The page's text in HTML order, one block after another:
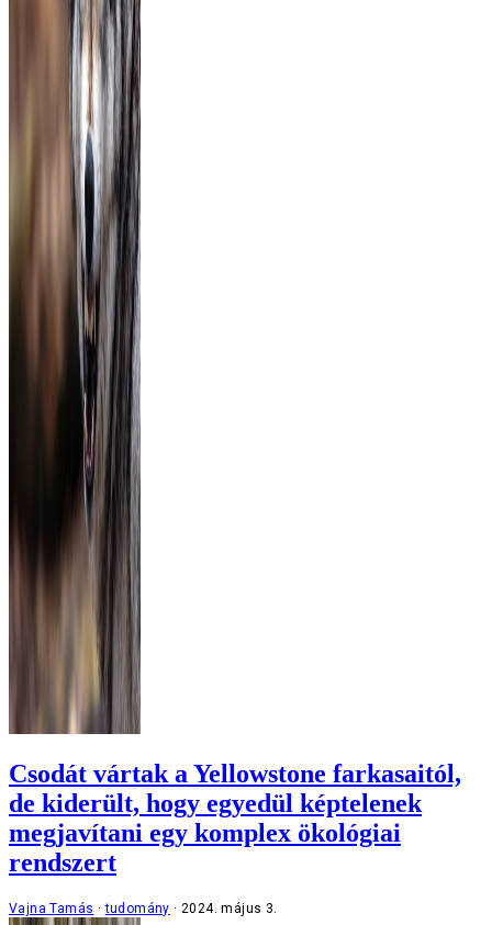
Csodát vártak a Yellowstone farkasaitól,
de kiderült, hogy egyedül képtelenek
megjavítani egy komplex ökológiai
rendszert
Vajna Tamás tudomány 2024. május 3.